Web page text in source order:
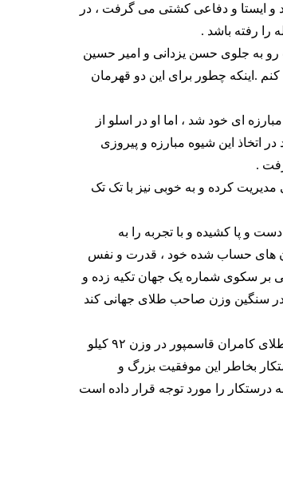
زیر بگیرد و ایستا و دفاعی کشتی می گرفت ، در
را رفته باشد .
به جهت حرکت رو به جلوی حسن یزدانی و امیر حسین
کنم .‌اینکه چطور برای این دو قهرمان
ای خود شد ، اما او در اسلو از
گیر، درمانده کند . بی تردید در اتخاذ این شیوه مبارزه و پیروزی
.
را به خوبی مدیریت کرده و به خوبی نیز با تک تک
و پا کشیده و با تجربه را به
زیر کتف زدن و قوس کردن های حساب شده خود ، قدرت و نفس
بر سکوی شماره یک جهان تکیه زده و
۱۹۸۹ مارتینی سوئیس ، کشتی ایران را در سنگین وزن صاحب طلای جهانی کند
به هر روی و در حالی که در روز سوم رقابت های جهانی نروژ ، کشتی ایران ۴ فینالیست دیگر دارد که از هم اکنون طلای کامران قاسمپور در وزن ۹۲ کیلو
بخاطر این موفقیت بزرگ و
را مورد توجه قرار داده است